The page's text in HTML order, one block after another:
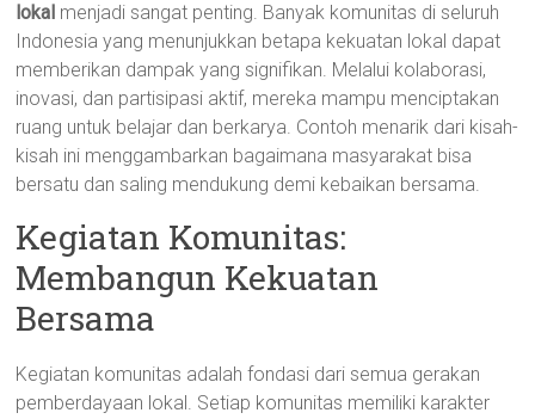
lokal menjadi sangat penting. Banyak komunitas di seluruh
Indonesia yang menunjukkan betapa kekuatan lokal dapat
memberikan dampak yang signifikan. Melalui kolaborasi,
inovasi, dan partisipasi aktif, mereka mampu menciptakan
ruang untuk belajar dan berkarya. Contoh menarik dari kisah-
kisah ini menggambarkan bagaimana masyarakat bisa
bersatu dan saling mendukung demi kebaikan bersama.
Kegiatan Komunitas:
Membangun Kekuatan
Bersama
Kegiatan komunitas adalah fondasi dari semua gerakan
pemberdayaan lokal. Setiap komunitas memiliki karakter